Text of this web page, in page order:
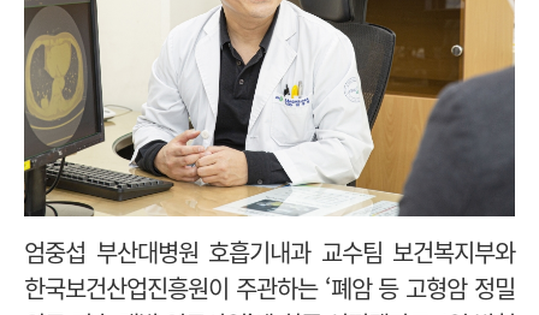
엄중섭 부산대병원 호흡기내과 교수팀 보건복지부와
한국보건산업진흥원이 주관하는 ‘폐암 등 고형암 정밀